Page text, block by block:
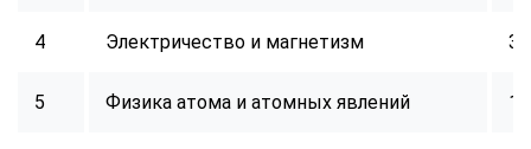
4 Электричество и магнетизм 32
5 Физика атома и атомных явлений 16